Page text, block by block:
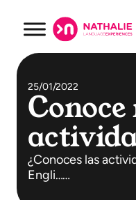
25/01/2022
¿Conoces las
Engli……